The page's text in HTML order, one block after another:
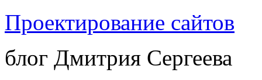
Проектирование сайтов
блог Дмитрия Сергеева